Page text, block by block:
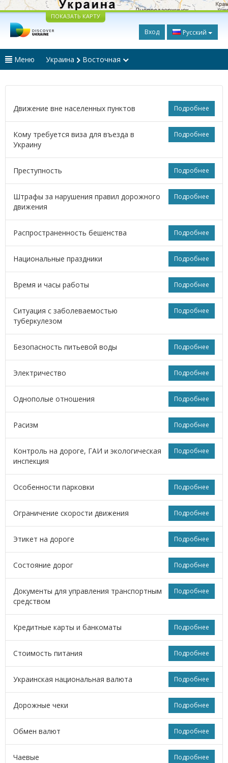
ПОКАЗАТЬ КАРТУ
Вход Русский
Меню Украина Восточная
Подробнее
Движение вне населенных пунктов
Подробнее
Кому требуется виза для въезда в
Украину
Подробнее
Преступность
Подробнее
Штрафы за нарушения правил дорожного
движения
Подробнее
Распространенность бешенства
Подробнее
Национальные праздники
Подробнее
Время и часы работы
Подробнее
Ситуация с заболеваемостью
туберкулезом
Подробнее
Безопасность питьевой воды
Подробнее
Электричество
Подробнее
Однополые отношения
Подробнее
Расизм
Подробнее
Контроль на дороге, ГАИ и экологическая
инспекция
Подробнее
Особенности парковки
Подробнее
Ограничение скорости движения
Подробнее
Этикет на дороге
Подробнее
Состояние дорог
Подробнее
Документы для управления транспортным
средством
Подробнее
Кредитные карты и банкоматы
Подробнее
Стоимость питания
Подробнее
Украинская национальная валюта
Подробнее
Дорожные чеки
Подробнее
Обмен валют
Подробнее
Чаевые